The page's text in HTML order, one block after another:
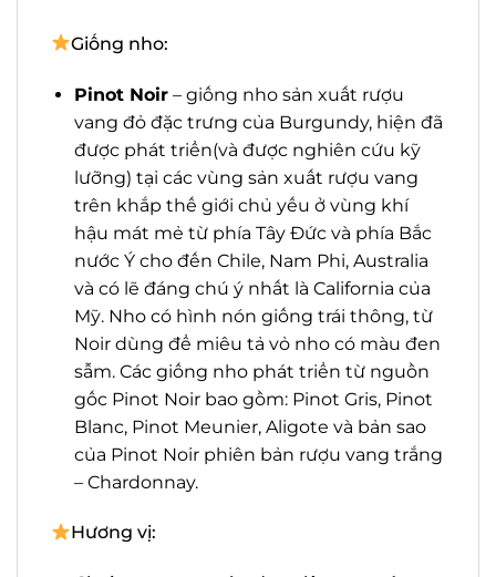
Giống nho:
Pinot Noir– giống nho sản xuất rượu
vang đỏ đặc trưng của Burgundy, hiện
đã được phát triển(và được nghiên cứu
kỹ lưỡng) tại các vùng sản xuất rượu
vang trên khắp thế giới chủ yếu ở vùng
khí hậu mát mẻ từ phía Tây Đức và phía
Bắc nước Ý cho đến Chile, Nam Phi,
Australia và có lẽ đáng chú ý nhất là
California của Mỹ. Nho có hình nón
giống trái thông, từ Noir dùng để miêu
tả vỏ nho có màu đen sẫm. Các giống
nho phát triển từ nguồn gốc Pinot Noir
bao gồm: Pinot Gris, Pinot Blanc, Pinot
Meunier, Aligote và bản sao của Pinot
Noir phiên bản rượu vang trắng –